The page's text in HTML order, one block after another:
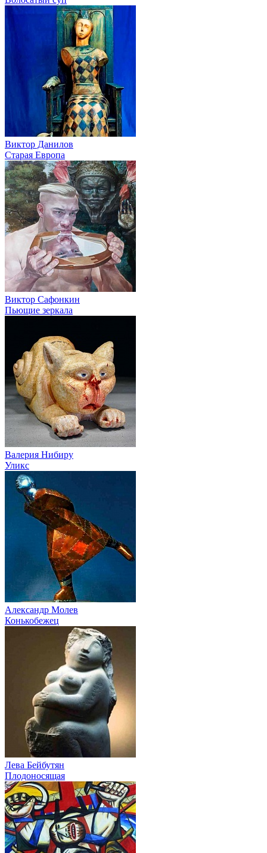
Виктор Данилов
Старая Европа
Виктор Сафонкин
Пьющие зеркала
Валерия Нибиру
Уликс
Александр Молев
Конькобежец
Лева Бейбутян
Плодоносящая